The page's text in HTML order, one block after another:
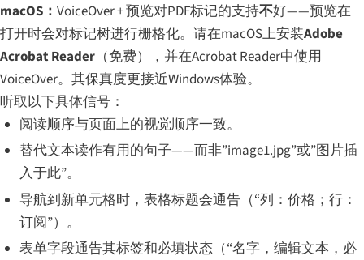
macOS： VoiceOver + 预览对PDF标记的支持不好——预览在
打开时会对标记树进行栅格化。请在macOS上安装Adobe
Acrobat Reader （免费），并在Acrobat Reader中使用
VoiceOver。其保真度更接近Windows体验。
听取以下具体信号：
阅读顺序与页面上的视觉顺序一致。
替代文本读作有用的句子——而非”image1.jpg”或”图片插
入于此”。
导航到新单元格时，表格标题会通告（“列：价格；行：
订阅”）。
表单字段通告其标签和必填状态（“名字，编辑文本，必